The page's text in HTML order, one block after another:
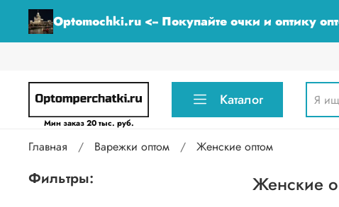
Optomochki.ru <-- Покупайте очки и оптику
Мин заказ 20 тыс. руб.
Каталог
Главная Варежки оптом Женские оптом
Женские
Фильтры: